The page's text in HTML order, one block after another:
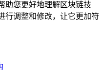
助您更好地理解区块链技
行调整和修改，让它更加符